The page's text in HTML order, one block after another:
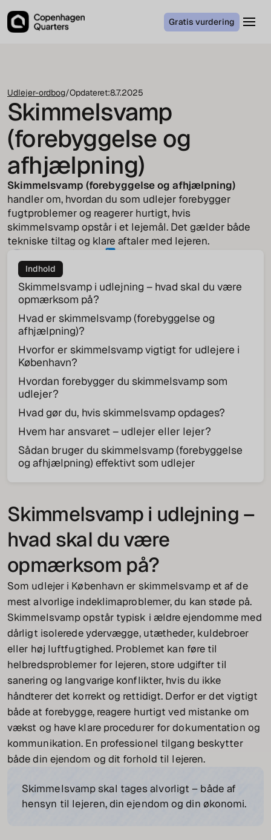
Gratis vurdering
Udlejer-ordbog/Opdateret:8.7.2025
Skimmelsvamp
(forebyggelse og
afhjælpning)
Skimmelsvamp (forebyggelse og afhjælpning)
handler om, hvordan du som udlejer forebygger
fugtproblemer og reagerer hurtigt, hvis
skimmelsvamp opstår i et lejemål. Det gælder både
tekniske tiltag og klare aftaler med lejeren.
Jakob von Cappeln
COO
Indhold
Skimmelsvamp i udlejning – hvad skal du være
opmærksom på?
Hvad er skimmelsvamp (forebyggelse og
afhjælpning)?
Hvorfor er skimmelsvamp vigtigt for udlejere i
København?
Hvordan forebygger du skimmelsvamp som
udlejer?
Hvad gør du, hvis skimmelsvamp opdages?
Hvem har ansvaret – udlejer eller lejer?
Sådan bruger du skimmelsvamp (forebyggelse
og afhjælpning) effektivt som udlejer
Skimmelsvamp i udlejning –
hvad skal du være
opmærksom på?
Som udlejer i København er skimmelsvamp et af de
mest alvorlige indeklimaproblemer, du kan støde på.
Skimmelsvamp opstår typisk i ældre ejendomme med
dårligt isolerede ydervægge, utætheder, kuldebroer
eller høj luftfugtighed. Problemet kan føre til
helbredsproblemer for lejeren, store udgifter til
sanering og langvarige konflikter, hvis du ikke
håndterer det korrekt og rettidigt. Derfor er det vigtigt
både at forebygge, reagere hurtigt ved mistanke om
vækst og have klare procedurer for dokumentation og
kommunikation. En professionel tilgang beskytter
både din ejendom og dit forhold til lejeren.
Skimmelsvamp skal tages alvorligt – både af
hensyn til lejeren, din ejendom og din økonomi.